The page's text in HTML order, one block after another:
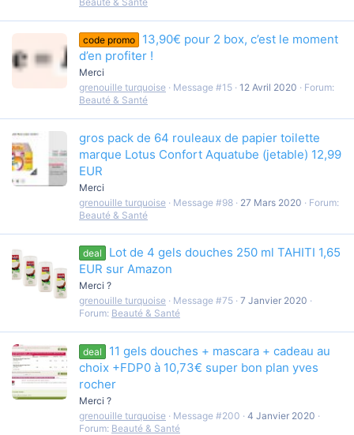
code promo
13,90€ pour 2 box, c’est le moment
d’en profiter !
Merci
grenouille turquoise
Message #15 12 Avril 2020
Forum:
Beauté & Santé
gros pack de 64 rouleaux de papier toilette
marque Lotus Confort Aquatube (jetable) 12,99
EUR
Merci
grenouille turquoise
Message #98 27 Mars 2020
Forum:
Beauté & Santé
deal
Lot de 4 gels douches 250 ml TAHITI 1,65
EUR sur Amazon
Merci ?
grenouille turquoise
Message #75 7 Janvier 2020
Forum: Beauté & Santé
deal
11 gels douches + mascara + cadeau au
choix +FDP0 à 10,73€ super bon plan yves
rocher
Merci ?
grenouille turquoise
Message #200
4 Janvier 2020
Forum: Beauté & Santé